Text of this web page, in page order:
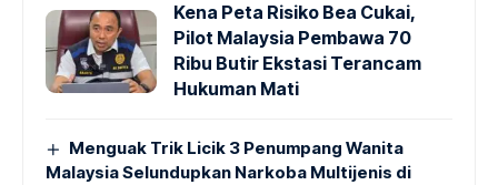
Kena Peta Risiko Bea Cukai,
Pilot Malaysia Pembawa 70
Ribu Butir Ekstasi Terancam
Hukuman Mati
Menguak Trik Licik 3 Penumpang Wanita
Malaysia Selundupkan Narkoba Multijenis di